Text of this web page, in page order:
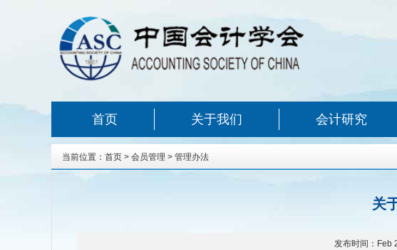
首页 关于我们 会计研究
当前位置： 首页 > 会员管理 > 管理办法
关
发布时间： Feb